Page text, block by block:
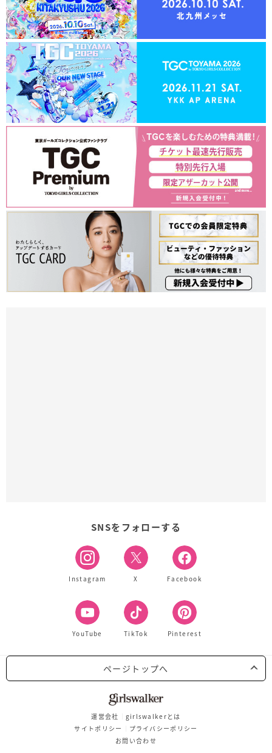
SNSをフォローする
Instagram X Facebook
YouTube TikTok Pinterest
ページトップへ
運営会社
girlswalkerとは
サイトポリシー
プライバシーポリシー
お問い合わせ